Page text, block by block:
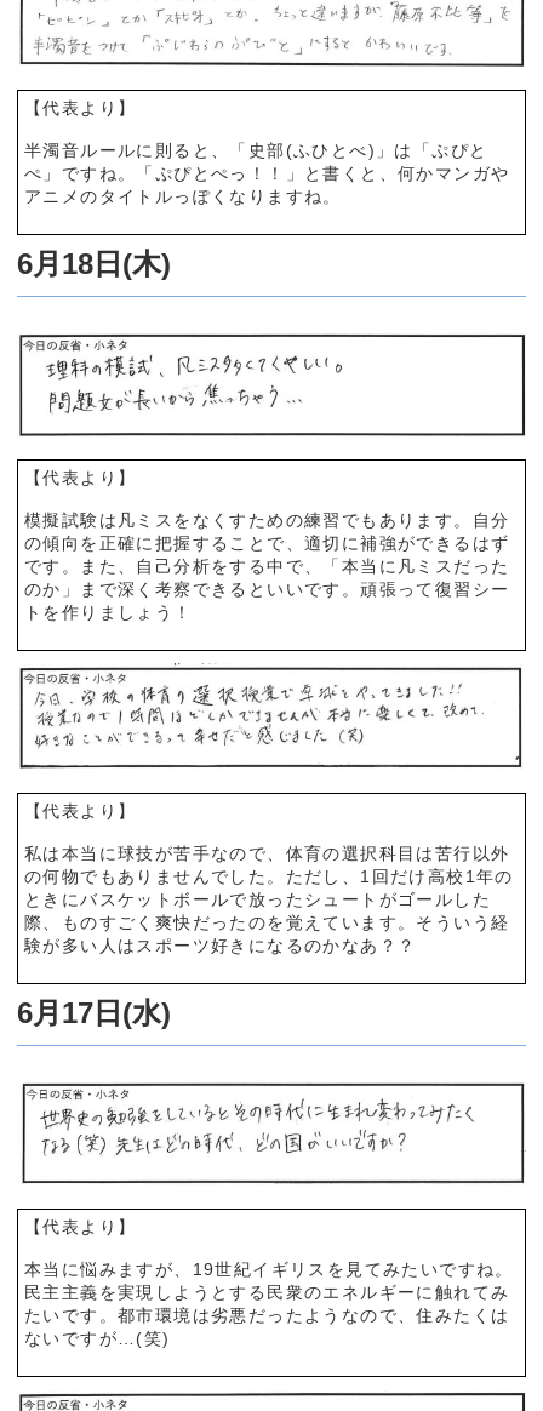
【代表より】
半濁音ルールに則ると、「史部(ふひとべ)」は「ぷぴと
ぺ」ですね。「ぷぴとぺっ！！」と書くと、何かマンガや
アニメのタイトルっぽくなりますね。
6月18日(木)
【代表より】
模擬試験は凡ミスをなくすための練習でもあります。自分
の傾向を正確に把握することで、適切に補強ができるはず
です。また、自己分析をする中で、「本当に凡ミスだった
のか」まで深く考察できるといいです。頑張って復習シー
トを作りましょう！
【代表より】
私は本当に球技が苦手なので、体育の選択科目は苦行以外
の何物でもありませんでした。ただし、1回だけ高校1年の
ときにバスケットボールで放ったシュートがゴールした
際、ものすごく爽快だったのを覚えています。そういう経
験が多い人はスポーツ好きになるのかなあ？？
6月17日(水)
【代表より】
本当に悩みますが、19世紀イギリスを見てみたいですね。
民主主義を実現しようとする民衆のエネルギーに触れてみ
たいです。都市環境は劣悪だったようなので、住みたくは
ないですが…(笑)